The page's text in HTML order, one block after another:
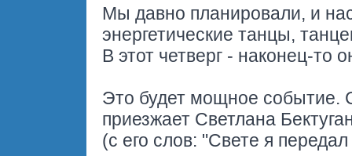
Мы давно планировали, и
энергетические танцы,
В этот четверг - наконец-то
Это будет мощное событие.
приезжает Светлана
(с его слов: "Свете я